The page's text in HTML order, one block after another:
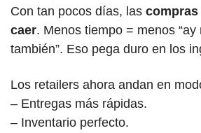
Con tan pocos días, las
caer. Menos tiempo = menos “ay
también”. Eso pega duro en los
Los retailers ahora andan en
– Entregas más rápidas.
– Inventario perfecto.